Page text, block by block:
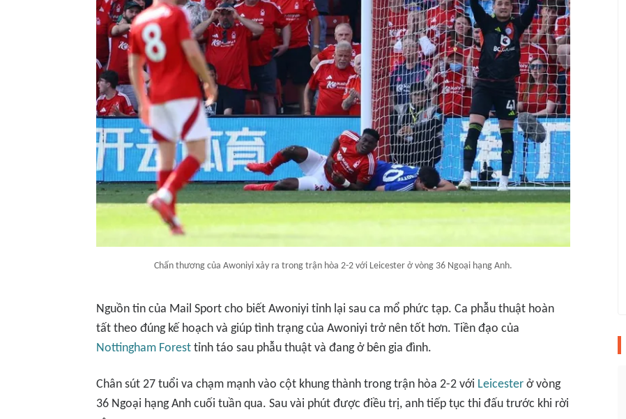
Chấn thương của Awoniyi xảy ra trong trận hòa 2-2 với Leicester ở vòng 36 Ngoại hạng Anh.
Nguồn tin của Mail Sport cho biết Awoniyi tỉnh lại sau ca mổ phức tạp. Ca phẫu thuật hoàn
tất theo đúng kế hoạch và giúp tình trạng của Awoniyi trở nên tốt hơn. Tiền đạo của
Nottingham Forest tỉnh táo sau phẫu thuật và đang ở bên gia đình.
Chân sút 27 tuổi va chạm mạnh vào cột khung thành trong trận hòa 2-2 với Leicester ở vòng
36 Ngoại hạng Anh cuối tuần qua. Sau vài phút được điều trị, anh tiếp tục thi đấu trước khi rời